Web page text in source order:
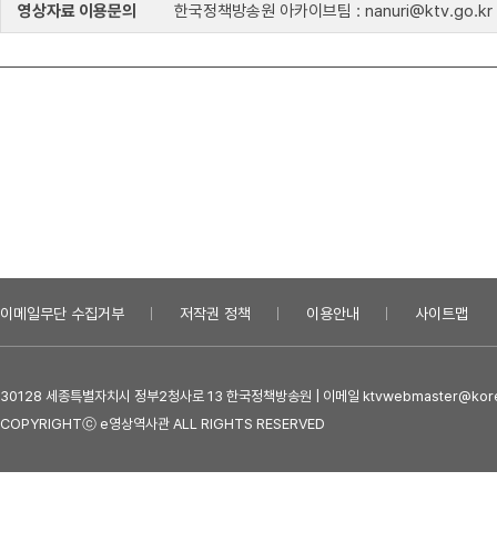
영상자료 이용문의 한국정책방송원 아카이브팀 : nanuri@ktv.go.kr
이메일무단 수집거부 저작권 정책 이용안내 사이트맵
30128 세종특별자치시 정부2청사로 13 한국정책방송원 | 이메일
COPYRIGHTⓒ e영상역사관 ALL RIGHTS RESERVED